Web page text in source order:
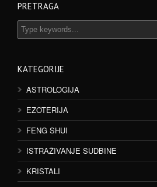
PRETRAGA
KATEGORIJE
ASTROLOGIJA
EZOTERIJA
FENG SHUI
ISTRAŽIVANJE SUDBINE
KRISTALI